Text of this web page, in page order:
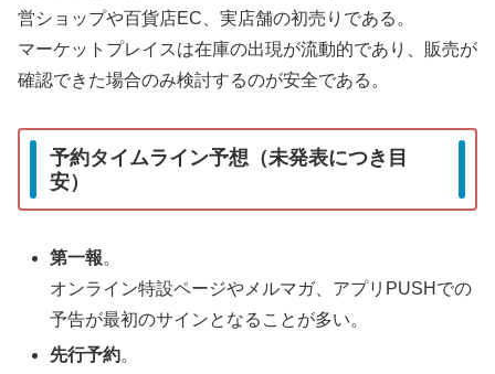
営ショップや百貨店EC、実店舗の初売りである。
マーケットプレイスは在庫の出現が流動的であり、販売が
確認できた場合のみ検討するのが安全である。
予約タイムライン予想（未発表につき目
安）
第一報。
オンライン特設ページやメルマガ、アプリPUSHでの
予告が最初のサインとなることが多い。
先行予約。